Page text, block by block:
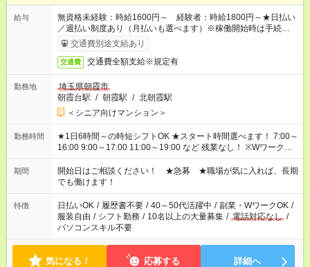
給与
無資格未経験：時給1600円～ 経験者：時給1800円～★日払い
／週払い制度あり（月払いも選べます）※稼働開始時は手続き完
了次第のお支払いとなります。
交通費別途支給あり
交通費 交通費全額支給※規定有
勤務地
埼玉県朝霞市
朝霞台駅 / 朝霞駅 / 北朝霞駅
＜シニア向けマンション＞
勤務時間
★1日6時間～の時短シフトOK ★スタート時間選べます！ 7:00～
16:00 9:00～17:00 11:00～19:00 など 残業なし！ ※Wワークの
場合、他のお仕事と合わせ週40時間超の就業はご案内できませ
ん ※法令に基づき、週20時間以上勤務は社会保険への加入対象
となります ※労働者派遣法（日雇い派遣の原則禁止）により、
短時間・短期間の就業はご案内が難しい場合があります
期間
開始日はご相談ください！ ★急募 ★職場が気に入れば、長期
でも働けます！
特徴 日払いOK / 履歴書不要 / 40～50代活躍中 / 副業・WワークOK /
服装自由 / シフト勤務 / 10名以上の大量募集 / 電話対応なし /
パソコンスキル不要
気になる！ 応募する 詳細へ